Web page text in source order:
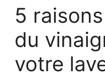
5
du
votre